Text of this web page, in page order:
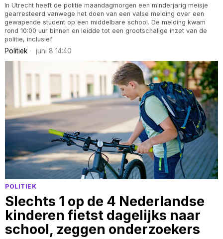
In Utrecht heeft de politie maandagmorgen een minderjarig meisje
gearresteerd vanwege het doen van een valse melding over een
gewapende student op een middelbare school. De melding kwam
rond 10:00 uur binnen en leidde tot een grootschalige inzet van de
politie, inclusief
Politiek juni 8 14:40
POLITIEK
Slechts 1 op de 4 Nederlandse
kinderen fietst dagelijks naar
school, zeggen onderzoekers